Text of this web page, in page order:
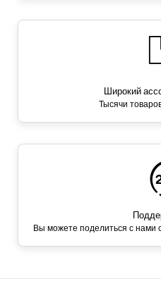
Широкий
Тысячи
Вы можете поделиться с